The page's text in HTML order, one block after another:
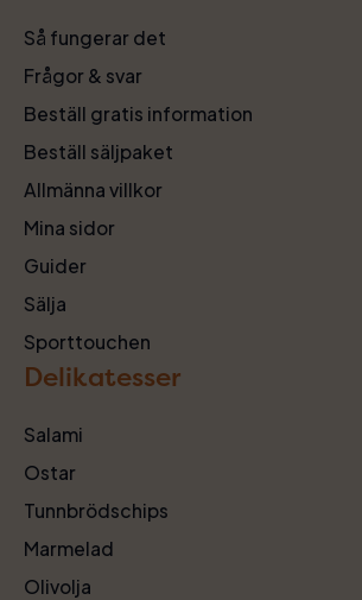
Så fungerar det
Frågor & svar
Beställ gratis information
Beställ säljpaket
Allmänna villkor
Mina sidor
Guider
Sälja
Sporttouchen
Delikatesser
Salami
Ostar
Tunnbrödschips
Marmelad
Olivolja